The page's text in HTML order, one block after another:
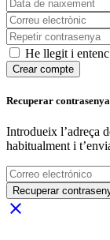
He llegit i
Crear compte
Recuperar contrasenya
Introdueix l’adreça
habitualment i
Recuperar
close